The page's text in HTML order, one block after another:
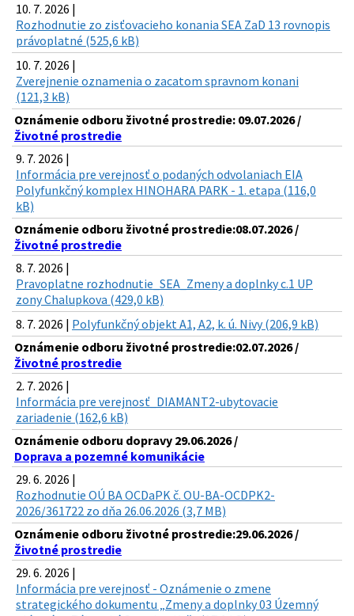
10. 7. 2026 |
Rozhodnutie zo zisťovacieho konania SEA ZaD 13 rovnopis
právoplatné (525,6 kB)
10. 7. 2026 |
Zverejnenie oznamenia o zacatom spravnom konani
(121,3 kB)
Oznámenie odboru životné prostredie: 09.07.2026 /
Životné prostredie
9. 7. 2026 |
Informácia pre verejnosť o podaných odvolaniach EIA
Polyfunkčný komplex HINOHARA PARK - 1. etapa (116,0
kB)
Oznámenie odboru životné prostredie:08.07.2026 /
Životné prostredie
8. 7. 2026 |
Pravoplatne rozhodnutie_SEA_Zmeny a doplnky c.1 UP
zony Chalupkova (429,0 kB)
8. 7. 2026 | Polyfunkčný objekt A1, A2, k. ú. Nivy (206,9 kB)
Oznámenie odboru životné prostredie:02.07.2026 /
Životné prostredie
2. 7. 2026 |
Informácia pre verejnosť_DIAMANT2-ubytovacie
zariadenie (162,6 kB)
Oznámenie odboru dopravy 29.06.2026 /
Doprava a pozemné komunikácie
29. 6. 2026 |
Rozhodnutie OÚ BA OCDaPK č. OU-BA-OCDPK2-
2026/361722 zo dňa 26.06.2026 (3,7 MB)
Oznámenie odboru životné prostredie:29.06.2026 /
Životné prostredie
29. 6. 2026 |
Informácia pre verejnosť - Oznámenie o zmene
strategického dokumentu „Zmeny a doplnky 03 Územný